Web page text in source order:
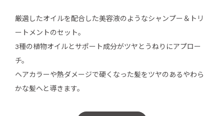
厳選したオイルを配合した美容液のようなシャンプー＆トリ
ートメントのセット。
3種の植物オイルとサポート成分がツヤとうねりにアプロー
チ。
ヘアカラーや熱ダメージで硬くなった髪をツヤのあるやわら
かな髪へと導きます。